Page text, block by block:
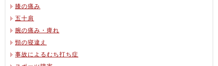
膝の痛み
五十肩
腕の痛み・痺れ
頸の寝違え
事故によるむち打ち症